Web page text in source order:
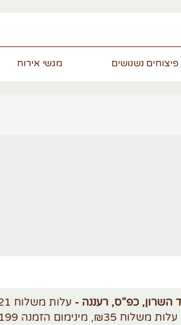
פיצוחים נשנושים מגשי אירוח
השרון, כפ”ס, רעננה - עלות משלוח ₪21, משלוח חינם מעל ₪250
עלות משלוח ₪35, מינימום הזמנה ₪199, משלוח חינם מעל ₪420